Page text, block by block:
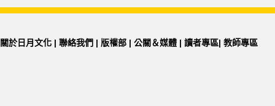
關於日月文化 | 聯絡我們 | 版權部 | 公關＆媒體 | 讀者專區| 教師專區